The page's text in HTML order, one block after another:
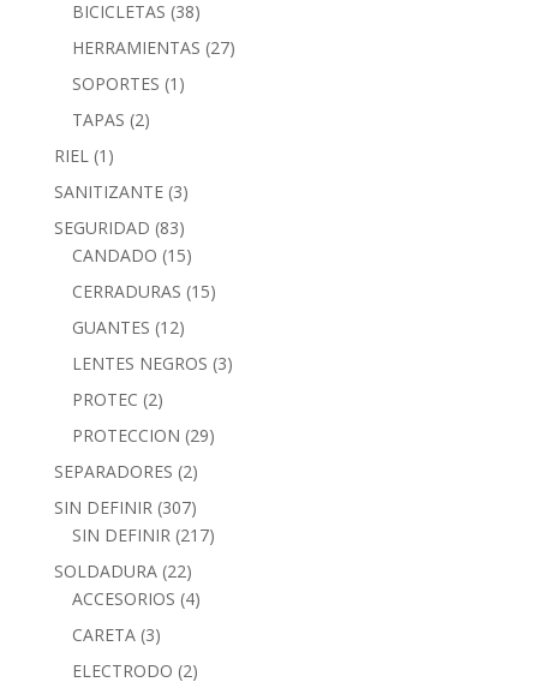
BICICLETAS (38)
HERRAMIENTAS (27)
SOPORTES (1)
TAPAS (2)
RIEL (1)
SANITIZANTE (3)
SEGURIDAD (83)
CANDADO (15)
CERRADURAS (15)
GUANTES (12)
LENTES NEGROS (3)
PROTEC (2)
PROTECCION (29)
SEPARADORES (2)
SIN DEFINIR (307)
SIN DEFINIR (217)
SOLDADURA (22)
ACCESORIOS (4)
CARETA (3)
ELECTRODO (2)